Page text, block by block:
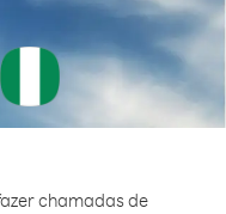
chamadas de